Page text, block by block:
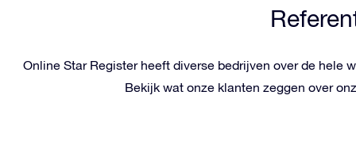
Online Star Register heeft diverse bedrijven over de hele
Bekijk wat onze klanten zeggen over